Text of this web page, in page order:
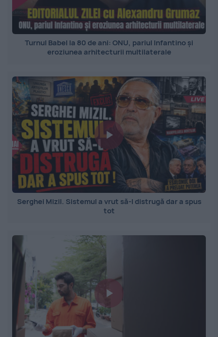
Turnul Babel la 80 de ani: ONU, pariul Infantino și
eroziunea arhitecturii multilaterale
Serghei Mizil. Sistemul a vrut să-l distrugă dar a spus
tot